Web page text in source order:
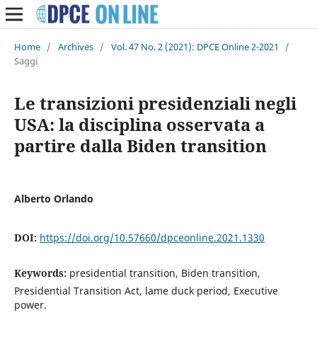
Home / Archives / Vol. 47 No. 2 (2021): DPCE Online 2-2021
/
Saggi
Le transizioni presidenziali negli
USA: la disciplina osservata a
partire dalla Biden transition
Alberto Orlando
DOI: https://doi.org/10.57660/dpceonline.2021.1330
Keywords: presidential transition, Biden transition,
Presidential Transition Act, lame duck period, Executive
power.